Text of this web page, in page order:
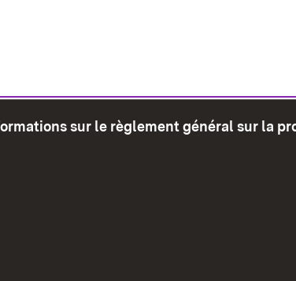
sur le règlement général sur la